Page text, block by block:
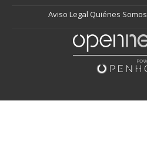
Aviso Legal Quiénes Somos